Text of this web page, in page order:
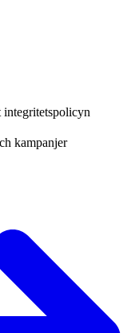
integritetspolicyn
kampanjer